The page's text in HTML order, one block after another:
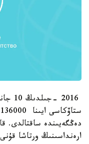
دەڭگەيىندە ساقتالدى.
ارەنداسىنىڭ ورتاشا قۇنى 2205 ت گ/شارشى مەتىردى قۇرادى.